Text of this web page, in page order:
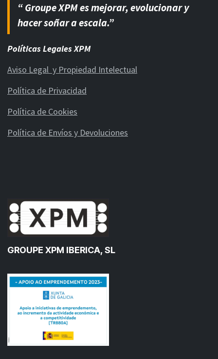
“ Groupe XPM es mejorar, evolucionar y
hacer soñar a escala.”
Políticas Legales XPM
Aviso Legal y Propiedad Intelectual
Política de Privacidad
Política de Cookies
Política de Envíos y Devoluciones
GROUPE XPM IBERICA, SL